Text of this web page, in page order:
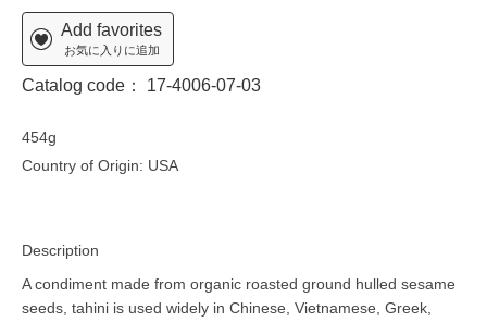
Add favorites
お気に入りに追加
Catalog code： 17-4006-07-03
454g
Country of Origin: USA
Description
A condiment made from organic roasted ground hulled sesame
seeds, tahini is used widely in Chinese, Vietnamese, Greek,